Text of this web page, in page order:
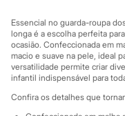
City
Clock House
Mindset
Sawary
Yessica
Moda esportiva
Acessórios
Blusas
Essencial no guarda-roupa
longa é a escolha perfeita
ocasião. Confeccionada em
macio e suave na pele, ideal
versatilidade permite criar
infantil indispensável para
Confira os detalhes que